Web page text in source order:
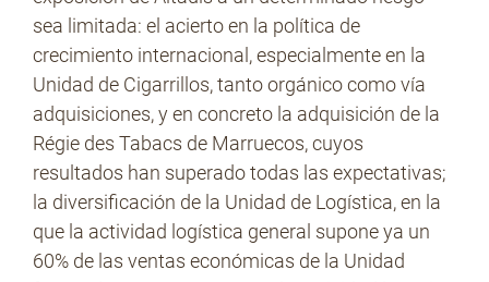
sea limitada: el acierto en la política de
crecimiento internacional, especialmente en la
Unidad de Cigarrillos, tanto orgánico como vía
adquisiciones, y en concreto la adquisición de la
Régie des Tabacs de Marruecos, cuyos
resultados han superado todas las expectativas;
la diversificación de la Unidad de Logística, en la
que la actividad logística general supone ya un
60% de las ventas económicas de la Unidad